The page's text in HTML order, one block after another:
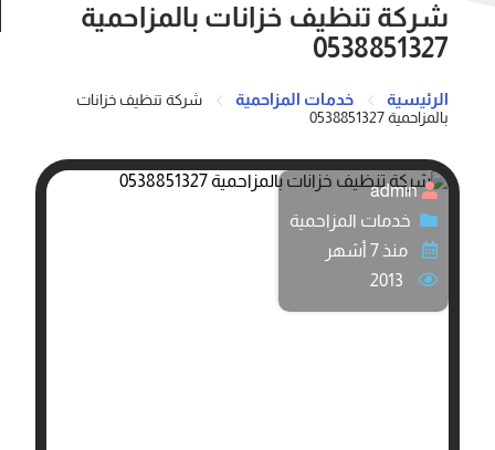
شركة تنظيف خزانات بالمزاحمية
0538851327
الرئيسية خدمات المزاحمية
شركة تنظيف خزانات
بالمزاحمية 0538851327
admin
خدمات المزاحمية
منذ 7 أشهر